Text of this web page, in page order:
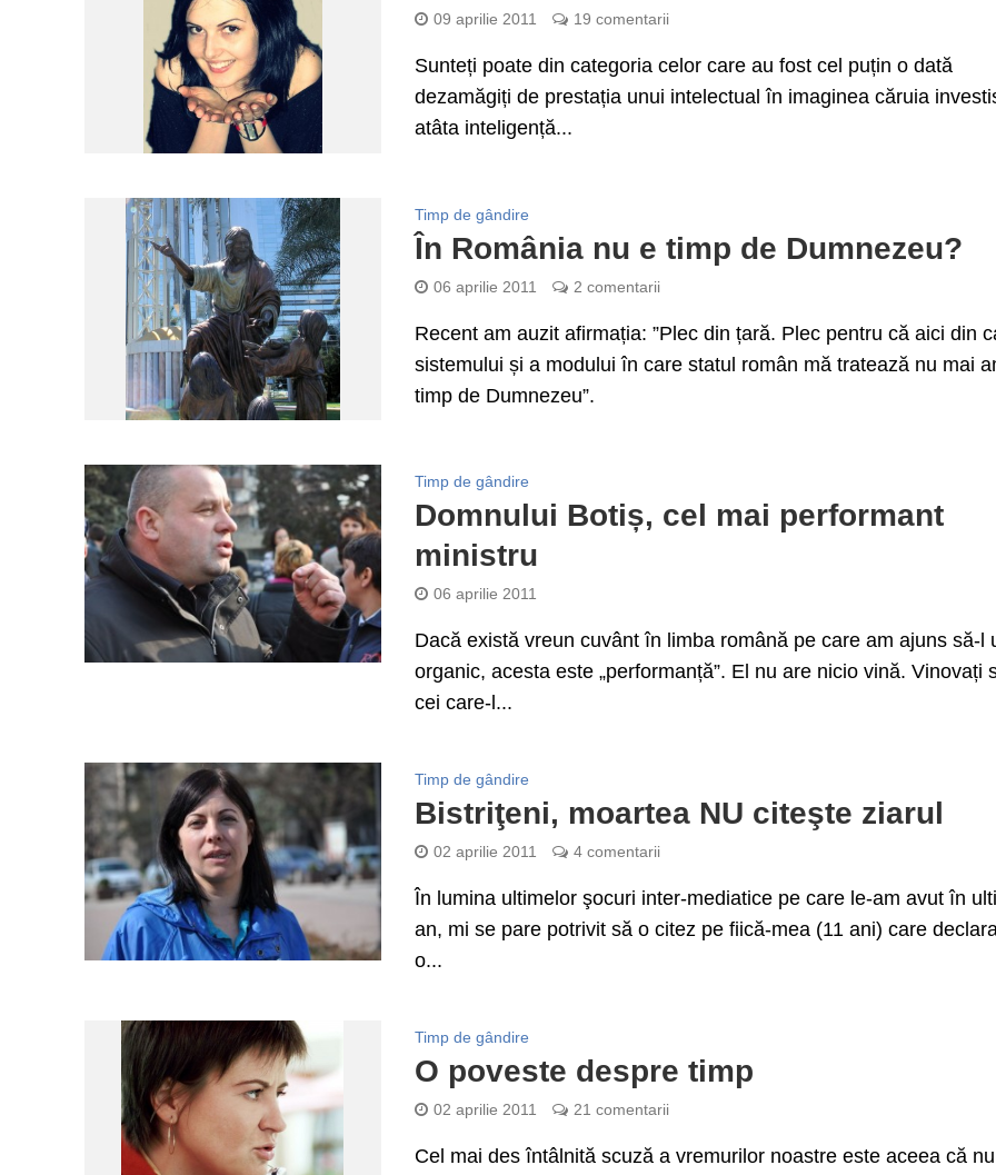
09 aprilie 2011 19 comentarii
Sunteți poate din categoria celor care au fost cel puțin o dată
dezamăgiți de prestația unui intelectual în imaginea căruia
atâta inteligență...
Timp de gândire
În România nu e timp de Dumnezeu?
06 aprilie 2011 2 comentarii
Recent am auzit afirmația: ”Plec din țară. Plec pentru că aici din
sistemului și a modului în care statul român mă tratează nu mai
timp de Dumnezeu”.
Timp de gândire
Domnului Botiș, cel mai performant
ministru
06 aprilie 2011
Dacă există vreun cuvânt în limba română pe care am ajuns să-l
organic, acesta este „performanță”. El nu are nicio vină. Vinovați
cei care-l...
Timp de gândire
Bistriţeni, moartea NU citeşte ziarul
02 aprilie 2011 4 comentarii
În lumina ultimelor şocuri inter-mediatice pe care le-am avut în
an, mi se pare potrivit să o citez pe fiică-mea (11 ani) care
o...
Timp de gândire
O poveste despre timp
02 aprilie 2011 21 comentarii
Cel mai des întâlnită scuză a vremurilor noastre este aceea că nu